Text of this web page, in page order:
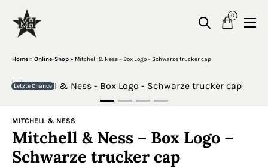
0
Home» Online-Shop» Mitchell & Ness – Box Logo – Schwarze trucker cap
Letzte Chance
MITCHELL & NESS
Mitchell & Ness – Box Logo –
Schwarze trucker cap